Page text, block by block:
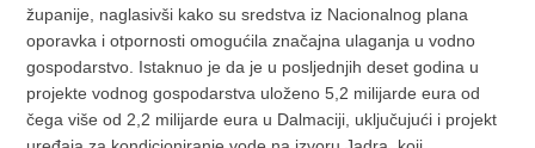
županije, naglasivši kako su sredstva iz Nacionalnog plana
oporavka i otpornosti omogućila značajna ulaganja u vodno
gospodarstvo. Istaknuo je da je u posljednjih deset godina u
projekte vodnog gospodarstva uloženo 5,2 milijarde eura od
čega više od 2,2 milijarde eura u Dalmaciji, uključujući i projekt